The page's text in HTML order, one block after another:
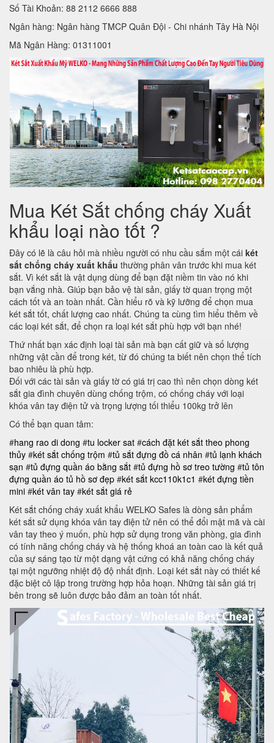
Số Tài Khoản: 88 2112 6666 888
Ngân hàng: Ngân hàng TMCP Quân Đội - Chi nhánh Tây Hà Nội
Mã Ngân Hàng: 01311001
Mua Két Sắt chống cháy Xuất
khẩu loại nào tốt ?
Đây có lẽ là câu hỏi mà nhiều người có nhu cầu sắm một cái két
sắt chống cháy xuất khẩu thường phân vân trước khi mua két
sắt. Vì két sắt là vật dụng dùng để bạn đặt niềm tin vào nó khi
bạn vắng nhà. Giúp bạn bảo vệ tài sản, giấy tờ quan trọng một
cách tốt và an toàn nhất. Cần hiểu rõ và kỹ lưỡng để chọn mua
két sắt tốt, chất lượng cao nhất. Chúng ta cùng tìm hiểu thêm về
các loại két sắt, để chọn ra loại két sắt phù hợp với bạn nhé!
Thứ nhất bạn xác định loại tài sản mà bạn cất giữ và số lượng
những vật cần để trong két, từ đó chúng ta biết nên chọn thể tích
bao nhiêu là phù hợp.
Đối với các tài sản và giấy tờ có giá trị cao thì nên chọn dòng két
sắt gia đình chuyên dùng chống trộm, có chống cháy với loại
khóa vân tay điện tử và trọng lượng tối thiểu 100kg trở lên
Có thể bạn quan tâm:
#hang rao di dong #tu locker sat #cách đặt két sắt theo phong
thủy #két sắt chống trộm #tủ sắt đựng đồ cá nhân #tủ lạnh khách
sạn #tủ đựng quần áo bằng sắt #tủ đựng hồ sơ treo tường #tủ tôn
đựng quần áo tủ hồ sơ đẹp #két sắt kcc110k1c1 #két đựng tiền
mini #két vân tay #két sắt giá rẻ
Két sắt chống cháy xuất khẩu WELKO Safes là dòng sản phẩm
két sắt sử dụng khóa vân tay điện tử nên có thể đổi mật mã và cài
vân tay theo ý muốn, phù hợp sử dụng trong văn phòng, gia đình
có tính năng chống cháy và hệ thống khoá an toàn cao là kết quả
của sự sáng tạo từ một dạng vật cứng có khả năng chống cháy
tại một ngưỡng nhiệt độ độ nhất định. Loại két sắt này có thiết kế
đặc biệt cô lập trong trường hợp hỏa hoạn. Những tài sản giá trị
bên trong sẽ luôn được bảo đảm an toàn tốt nhất.